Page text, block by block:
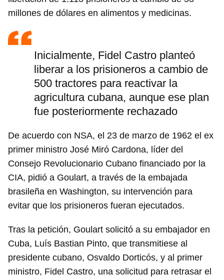
millones de dólares en alimentos y medicinas.
Inicialmente, Fidel Castro planteó
liberar a los prisioneros a cambio de
500 tractores para reactivar la
agricultura cubana, aunque ese plan
fue posteriormente rechazado
De acuerdo con NSA, el 23 de marzo de 1962 el ex
primer ministro José Miró Cardona, líder del
Consejo Revolucionario Cubano financiado por la
CIA, pidió a Goulart, a través de la embajada
brasileña en Washington, su intervención para
evitar que los prisioneros fueran ejecutados.
Tras la petición, Goulart solicitó a su embajador en
Cuba, Luís Bastian Pinto, que transmitiese al
presidente cubano, Osvaldo Dorticós, y al primer
ministro, Fidel Castro, una solicitud para retrasar el